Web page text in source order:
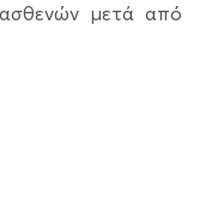
μετά από